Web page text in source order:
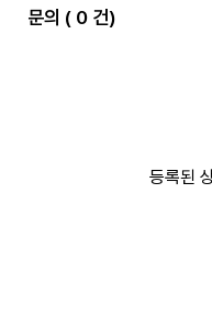
문의 ( 0 건)
등록된